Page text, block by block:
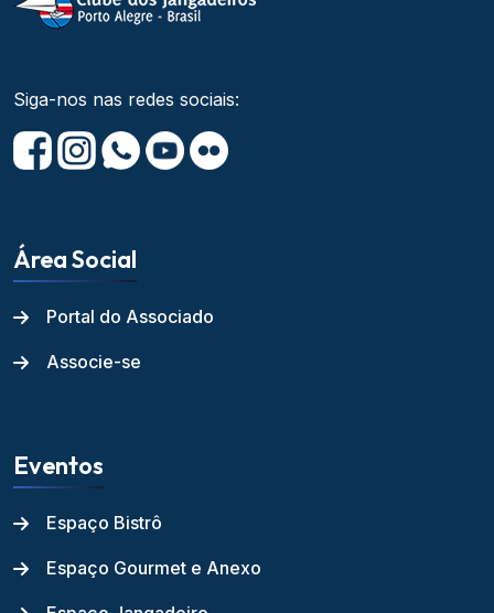
Siga-nos nas redes sociais:
Área Social
Portal do Associado
Associe-se
Eventos
Espaço Bistrô
Espaço Gourmet e Anexo